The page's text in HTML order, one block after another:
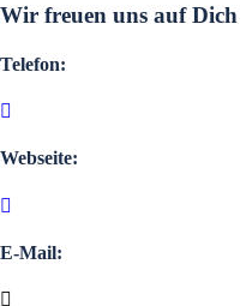
Wir freuen uns auf Dich
Telefon:
Webseite:
E-Mail: